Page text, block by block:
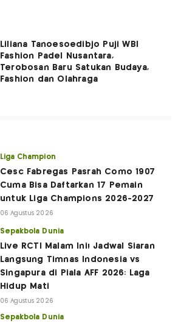
Liliana Tanoesoedibjo Puji WBI
Fashion Padel Nusantara,
Terobosan Baru Satukan Budaya,
Fashion dan Olahraga
Liga Champion
Cesc Fabregas Pasrah Como 1907
Cuma Bisa Daftarkan 17 Pemain
untuk Liga Champions 2026-2027
06 Agustus 2026
Sepakbola Dunia
Live RCTI Malam Ini! Jadwal Siaran
Langsung Timnas Indonesia vs
Singapura di Piala AFF 2026: Laga
Hidup Mati
06 Agustus 2026
Sepakbola Dunia